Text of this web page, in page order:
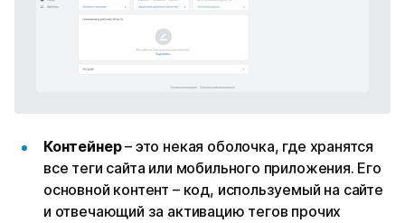
Контейнер– это некая оболочка, где хранятся
все теги сайта или мобильного приложения. Его
основной контент – код, используемый на сайте
и отвечающий за активацию тегов прочих